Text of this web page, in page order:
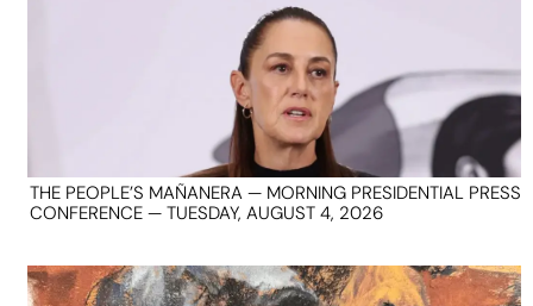
THE PEOPLE’S MAÑANERA — MORNING PRESIDENTIAL PRESS
CONFERENCE — TUESDAY, AUGUST 4, 2026